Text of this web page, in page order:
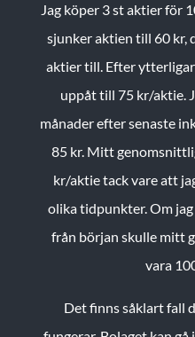
Jag köper 3 st aktier för
sjunker aktien till 60 kr,
aktier till. Efter
uppåt till 75 kr/aktie.
månader efter senaste
85 kr. Mitt
kr/aktie tack vare att
olika tidpunkter. Om
från början skulle mitt
vara
Det finns såklart fall